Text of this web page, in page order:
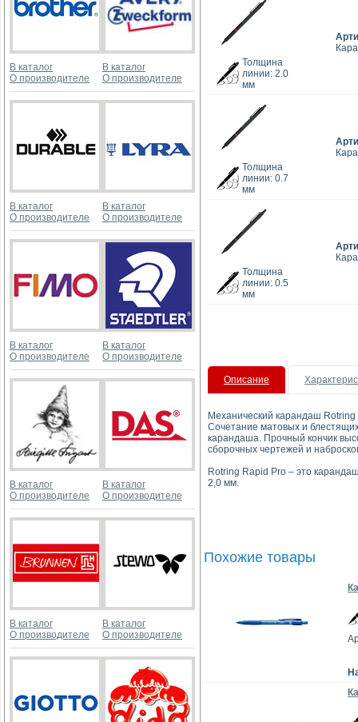
В каталог
О производителе
В каталог
О производителе
В каталог
О производителе
В каталог
О производителе
В каталог
О производителе
В каталог
О производителе
В каталог
О производителе
В каталог
О производителе
В каталог
О производителе
В каталог
О производителе
Толщина
линии: 2.0
мм
Толщина
линии: 0.7
мм
Толщина
линии: 0.5
мм
Описание
Механический карандаш
Сочетание матовых и
карандаша. Прочный кончик
сборочных чертежей и
Rotring Rapid Pro – это
2,0 мм.
Похожие товары